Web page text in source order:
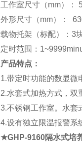
工作室尺寸（mm）
：
外形尺寸（mm）
：
载物托架（标配）
：3
定时范围 ：
产品特点：
1.带定时功能的数显微
2.水套式加热方式，双
3.不锈钢工作室。水套
4.设有独立限温报警系
★GHP-9160隔水式培